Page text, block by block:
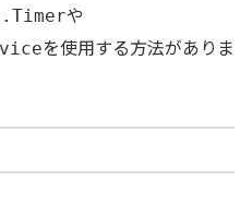
や
を使用する方法がありま